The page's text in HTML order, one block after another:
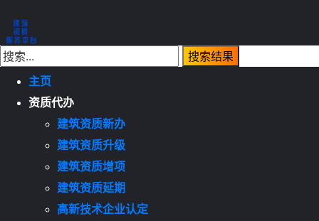
主页
资质代办
建筑资质新办
建筑资质升级
建筑资质增项
建筑资质延期
高新技术企业认定